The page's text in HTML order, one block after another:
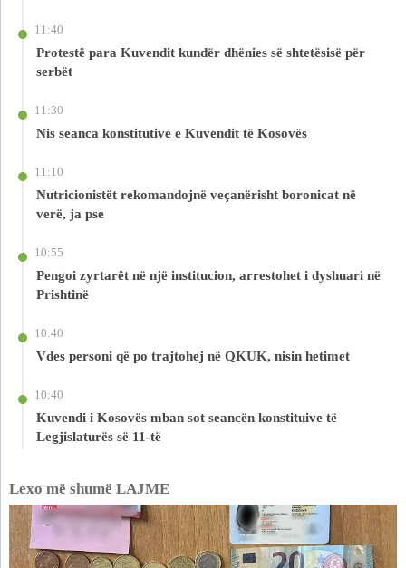
11:40
Protestë para Kuvendit kundër dhënies së shtetësisë për
serbët
11:30
Nis seanca konstitutive e Kuvendit të Kosovës
11:10
Nutricionistët rekomandojnë veçanërisht boronicat në
verë, ja pse
10:55
Pengoi zyrtarët në një institucion, arrestohet i dyshuari në
Prishtinë
10:40
Vdes personi që po trajtohej në QKUK, nisin hetimet
10:40
Kuvendi i Kosovës mban sot seancën konstituive të
Legjislaturës së 11-të
Lexo më shumë LAJME